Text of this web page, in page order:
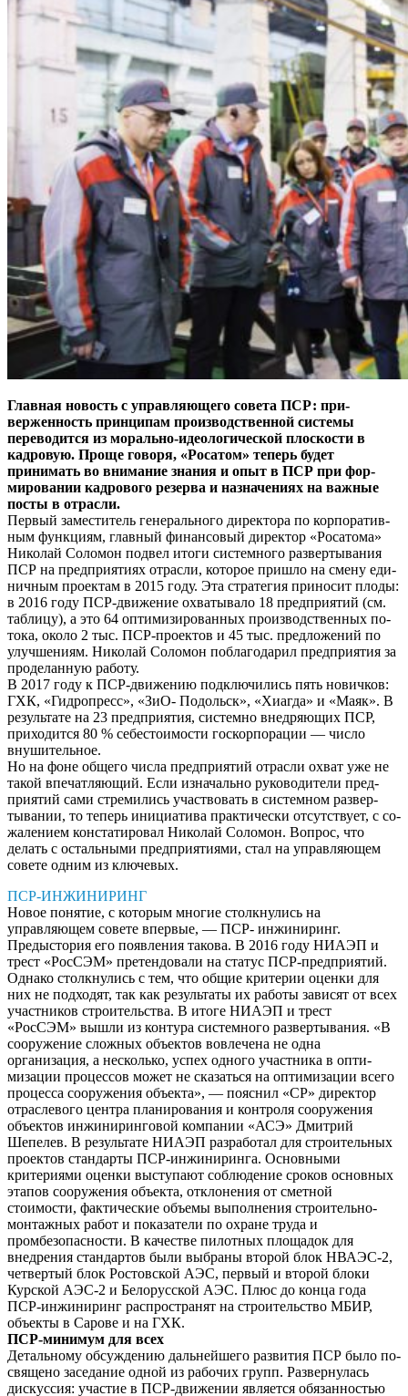
Главная новость с управляющего совета ПСР: при­
верженность принципам производственной системы
переводится из морально-идеологической плоскости в
кадровую. Проще говоря, «Росатом» теперь будет
принимать во внимание знания и опыт в ПСР при фор­
мировании кадрового резерва и назначениях на важ­ные
посты в отрасли.
Первый заместитель генераль­ного директора по корпоратив­
ным функциям, главный фи­нансовый директор «Росатома»
Николай Соломон подвел ито­ги системного развертывания
ПСР на предприятиях отрасли, которое пришло на смену еди­
ничным проектам в 2015 году. Эта стратегия приносит плоды:
в 2016 году ПСР-движение охва­тывало 18 предприятий (см.
таблицу), а это 64 оптимизиро­ванных производственных по­
тока, около 2 тыс. ПСР-проектов и 45 тыс. предложений по
улуч­шениям. Николай Соломон по­благодарил предприятия за
про­деланную работу.
В 2017 году к ПСР-движе­нию подключились пять нович­ков:
ГХК, «Гидропресс», «ЗиО- Подольск», «Хиагда» и «Маяк». В
результате на 23 предприятия, системно внедряющих ПСР,
при­ходится 80 % себестоимости гос­корпорации — число
внуши­тельное.
Но на фоне общего числа предприятий отрасли охват уже не
такой впечатляющий. Если изначально руководители пред­
приятий сами стремились уча­ствовать в системном развер­
тывании, то теперь инициатива практически отсутствует, с со­
жалением констатировал Нико­лай Соломон. Вопрос, что
делать с остальными предприятиями, стал на управляющем
совете од­ним из ключевых.
ПСР-ИНЖИНИРИНГ
Новое понятие, с которым многие столкну­лись на
управляющем совете впервые, — ПСР- инжиниринг.
Предыстория его появления та­кова. В 2016 году НИАЭП и
трест «РосСЭМ» претендовали на статус ПСР-предприятий.
Однако столкнулись с тем, что общие крите­рии оценки для
них не подходят, так как ре­зультаты их работы зависят от всех
участни­ков строительства. В итоге НИАЭП и трест
«РосСЭМ» вышли из контура системно­го развертывания. «В
сооружение сложных объектов вовлечена не одна
организация, а несколько, успех одного участника в опти­
мизации процессов может не сказаться на оп­тимизации всего
процесса сооружения объ­екта», — пояснил «СР» директор
отраслевого центра планирования и контроля сооружения
объектов инжиниринговой компании «АСЭ» Дмитрий
Шепелев. В результате НИАЭП разработал для строи­тельных
проектов стандарты ПСР-инжини­ринга. Основными
критериями оценки вы­ступают соблюдение сроков основных
этапов сооружения объекта, отклонения от сметной
стоимости, фактические объемы выполнения строительно-
монтажных работ и показатели по охране труда и
промбезопасности. В качестве пилотных площадок для
внедре­ния стандартов были выбраны второй блок НВАЭС‑2,
четвертый блок Ростовской АЭС, первый и второй блоки
Курской АЭС‑2 и Бело­русской АЭС. Плюс до конца года
ПСР-инжини­ринг распространят на строительство МБИР,
объекты в Сарове и на ГХК.
ПСР-минимум для всех
Детальному обсуждению даль­нейшего развития ПСР было по­
священо заседание одной из ра­бочих групп. Развернулась
дискуссия: участие в ПСР-движе­нии является обязанностью